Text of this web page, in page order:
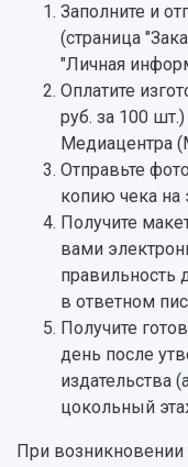
Ключевые
Рейтинги
Руководство
Ученый совет
Ректорат
Кадровый
Персоналии
Сотрудники и
Заслуженные
Структура
Кафедры
Бортжурнал
Объявления
События
СМИ об
Пресс-центр
Газета "Полет"
Газета
Мы в соцсетях
Мультимедиа
Подкасты
Абитуриенту
Бакалавриат и
Магистратура
Аспирантура
Формы
Учебные планы
Институты и
Профессорско-
Расписание
Стипендии
Тестирование
Научные
Подготовка
Конкурс на
работников
Научно-
Научные
Аспирантура и
Справочные
Научная
Научно-
Структурная
Материальная
Заполните и
(страница
"Личная
Оплатите
руб. за 100
Медиацентра
Отправьте
копию чека на
Получите
вами
правильность
в ответном
Получите
день после
издательства
цокольный
При возникновении